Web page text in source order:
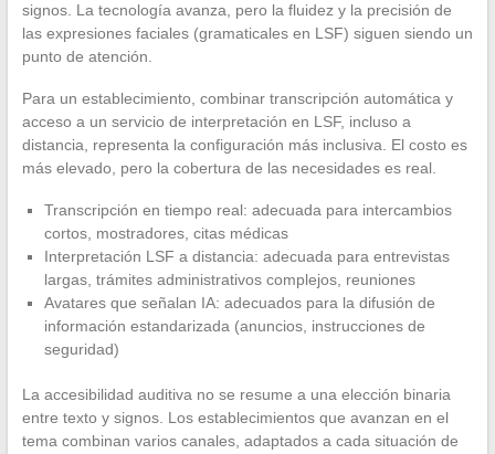
signos. La tecnología avanza, pero la fluidez y la precisión de
las expresiones faciales (gramaticales en LSF) siguen siendo un
punto de atención.
Para un establecimiento, combinar transcripción automática y
acceso a un servicio de interpretación en LSF, incluso a
distancia, representa la configuración más inclusiva. El costo es
más elevado, pero la cobertura de las necesidades es real.
Transcripción en tiempo real: adecuada para intercambios
cortos, mostradores, citas médicas
Interpretación LSF a distancia: adecuada para entrevistas
largas, trámites administrativos complejos, reuniones
Avatares que señalan IA: adecuados para la difusión de
información estandarizada (anuncios, instrucciones de
seguridad)
La accesibilidad auditiva no se resume a una elección binaria
entre texto y signos. Los establecimientos que avanzan en el
tema combinan varios canales, adaptados a cada situación de